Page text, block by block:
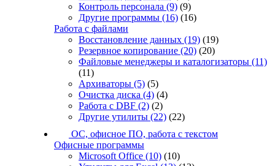
Контроль персонала (9) (9)
Другие программы (16) (16)
Работа с файлами
Восстановление данных (19) (19)
Резервное копирование (20) (20)
Файловые менеджеры и каталогизаторы (11)
(11)
Архиваторы (5) (5)
Очистка диска (4) (4)
Работа с DBF (2) (2)
Другие утилиты (22) (22)
ОС, офисное ПО, работа с текстом
Офисные программы
Microsoft Office (10) (10)